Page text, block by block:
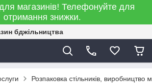
магазинів! Телефонуйте для
отримання знижки.
бджільництва
Розпаковка стільників, виробництво